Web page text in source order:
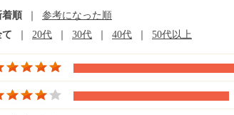
着順
参考になった順
て
20代 30代 40代 50代以上